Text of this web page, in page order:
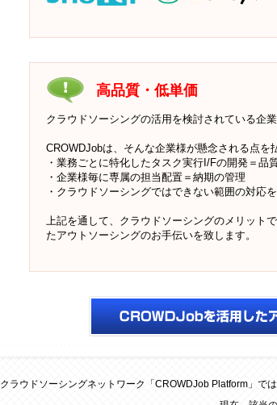
高品質・低単価
クラウドソーシングの活用を検討されている企
CROWDJobは、そんな企業様が懸念される点を
・業務ごとに特化したタスク実行I/Fの開発＝品
・企業様毎に専属の担当配置＝納期の管理
・クラウドソーシングではできない範囲の対応
上記を通して、クラウドソーシングのメリット
たアウトソーシングのお手伝いを致します。
クラウドソーシングネットワーク「CROWDJob Platform」で